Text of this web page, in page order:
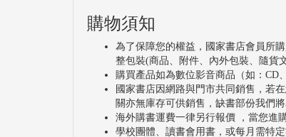
購物須知
為了保障您的權益，國家書店會員所
整包裝(商品、附件、內外包裝、隨貨
購買產品如為數位影音商品（如：CD
國家書店因網路與門市共同銷售，若
關亦無庫存可供銷售，缺書部份我們將
海外購書運費一律另行報價 ，當您進
學校團體、讀書會用書，或每月需特